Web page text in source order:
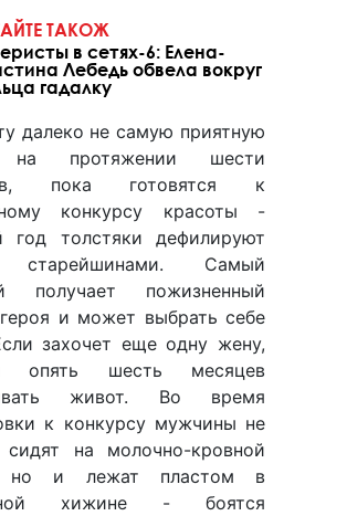
ТАКОЖ
в сетях-6: Елена-
Лебедь обвела вокруг
гадалку
далеко не самую приятную
протяжении шести
пока готовятся к
конкурсу красоты -
год толстяки дефилируют
старейшинами. Самый
получает пожизненный
и может выбрать себе
захочет еще одну жену,
опять шесть месяцев
живот. Во время
к конкурсу мужчины не
сидят на молочно-кровной
но и лежат пластом в
хижине - боятся